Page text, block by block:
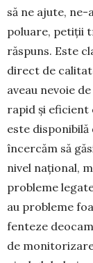
să ne ajute,
poluare, petiții
răspuns. Este
direct de
aveau ne­vo­ie
rapid și eficient
este
încercăm să
nivel național,
probleme
au probleme
fenteze
de